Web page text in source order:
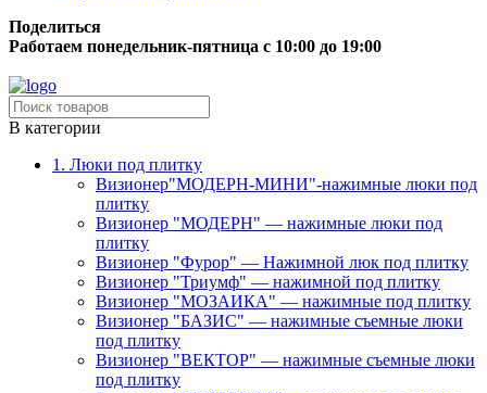
Поделиться
Работаем понедельник-пятница с 10:00 до 19:00
В категории
1. Люки под плитку
Визионер"МОДЕРН-МИНИ"-нажимные люки под
плитку
Визионер "МОДЕРН" — нажимные люки под
плитку
Визионер "Фурор" — Нажимной люк под плитку
Визионер "Триумф" — нажимной под плитку
Визионер "МОЗАИКА" — нажимные под плитку
Визионер "БАЗИС" — нажимные съемные люки
под плитку
Визионер "ВЕКТОР" — нажимные съемные люки
под плитку